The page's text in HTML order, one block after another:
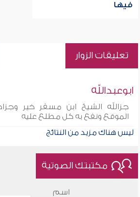
فيها
تعليقات الزوار
ابوعبدالله
جزالله الشيخ ابن مسفر خير
الموقع ونفع به كل مطلع عليه
ليس هناك مزيد من النتائج
مكتبتك الصوتية
اسم